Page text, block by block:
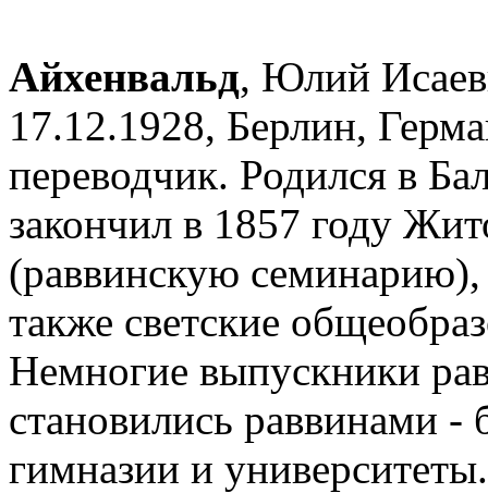
Айхенвальд, Юлий
17.12.1928, Берлин,
переводчик. Родился в
закончил в 1857 году
(раввинскую
также светские
Немногие выпускники
становились раввинами -
гимназии и